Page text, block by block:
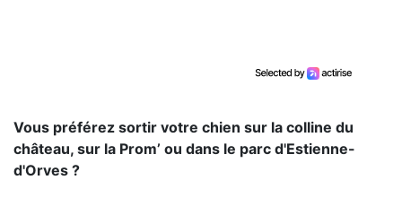
Vous préférez sortir votre chien sur la colline du
château, sur la Prom’ ou dans le parc d'Estienne-
d'Orves ?